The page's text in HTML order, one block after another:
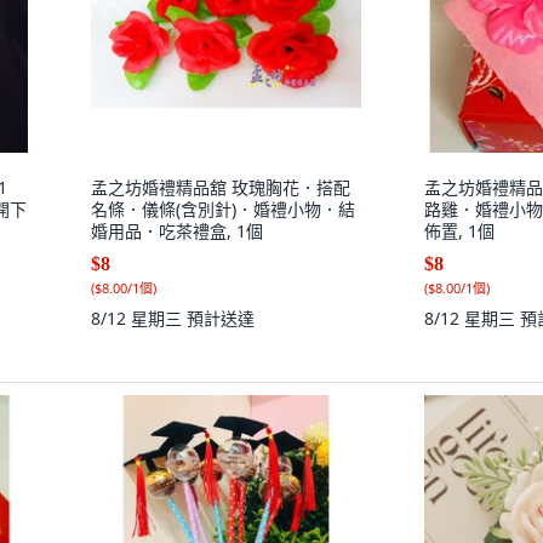
下
孟之坊婚禮精品舘 玫瑰胸花．搭配
名條．儀條(含別針)．婚禮小物．結
婚用品．吃茶禮盒, 1個
$8
($8.00/1個)
8/12 星期三 預計送達
孟之坊婚禮精
路雞．婚禮小
佈置, 1個
$8
($8.00/1個)
8/12 星期三 預